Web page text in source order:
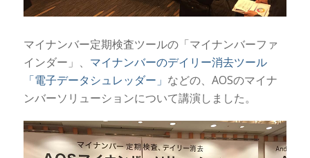
マイナンバー定期検査ツールの「マイナンバーファ
インダー」、 マイナンバーのデイリー消去ツール
「電子データシュレッダー」 などの、AOSのマイナ
ンバーソリューションについて講演しました。